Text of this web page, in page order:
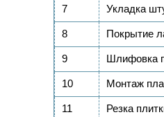
7 Укладка
8 Покрытие
9 Шлифовка
10 Монтаж
11 Резка